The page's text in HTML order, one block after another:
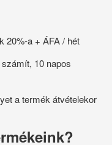
20%-a + ÁFA / hét
10 napos
a termék átvételekor